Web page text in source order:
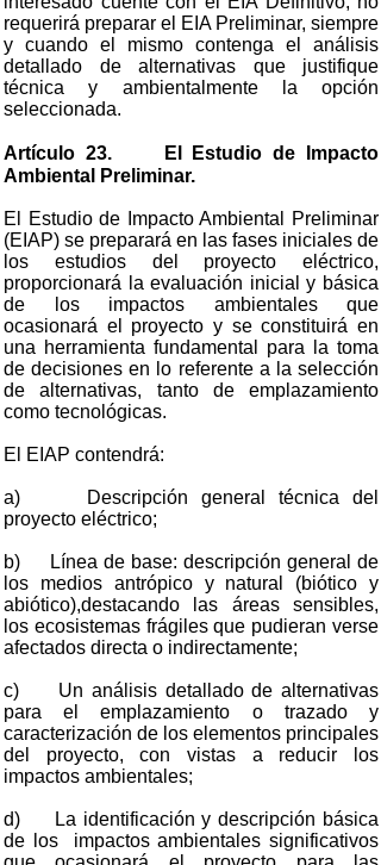
requerirá preparar el EIA Preliminar, siempre
y cuando el mismo contenga el análisis
detallado de alternativas que justifique
técnica y ambientalmente la opción
seleccionada.
Artículo 23. El Estudio de Impacto
Ambiental Preliminar.
El Estudio de Impacto Ambiental Preliminar
(EIAP) se preparará en las fases iniciales de
los estudios del proyecto eléctrico,
proporcionará la evaluación inicial y básica
de los impactos ambientales que
ocasionará el proyecto y se constituirá en
una herramienta fundamental para la toma
de decisiones en lo referente a la selección
de alternativas, tanto de emplazamiento
como tecnológicas.
El EIAP contendrá:
a) Descripción general técnica del
proyecto eléctrico;
b) Línea de base: descripción general de
los medios antrópico y natural (biótico y
abiótico),destacando las áreas sensibles,
los ecosistemas frágiles que pudieran verse
afectados directa o indirectamente;
c) Un análisis detallado de alternativas
para el emplazamiento o trazado y
caracterización de los elementos principales
del proyecto, con vistas a reducir los
impactos ambientales;
d) La identificación y descripción básica
de los impactos ambientales significativos